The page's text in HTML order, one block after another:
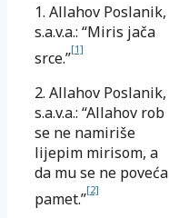
1. Allahov Poslanik,
s.a.v.a.: “Miris jača
srce.”[1]
2. Allahov Poslanik,
s.a.v.a.: “Allahov rob
se ne namiriše
lijepim mirisom, a
da mu se ne poveća
pamet.”[2]